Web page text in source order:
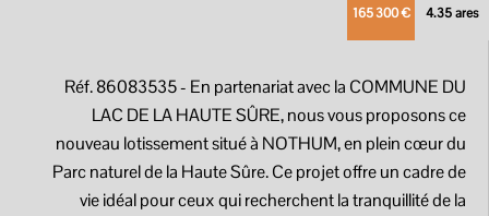
165 300 € 4.35 ares
Réf. 86083535- En partenariat avec la COMMUNE DU
LAC DE LA HAUTE SÛRE, nous vous proposons ce
nouveau lotissement situé à NOTHUM, en plein cœur du
Parc naturel de la Haute Sûre. Ce projet offre un cadre de
vie idéal pour ceux qui recherchent la tranquillité de la